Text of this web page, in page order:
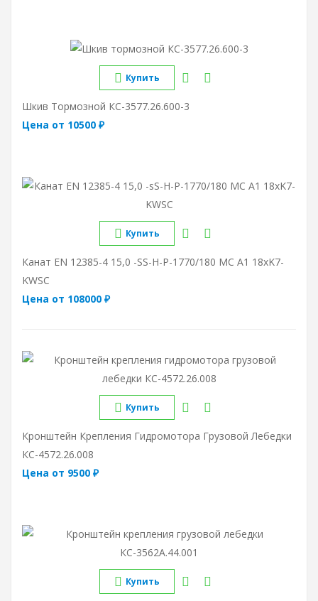
Купить
Шкив Тормозной КС-3577.26.600-3
Цена от 10500 ₽
Купить
Канат EN 12385-4 15,0 -sS-Н-Р-1770/180 МС А1 18хK7-
KWSC
Цена от 108000 ₽
Купить
Кронштейн Крепления Гидромотора Грузовой Лебедки
КС-4572.26.008
Цена от 9500 ₽
Купить